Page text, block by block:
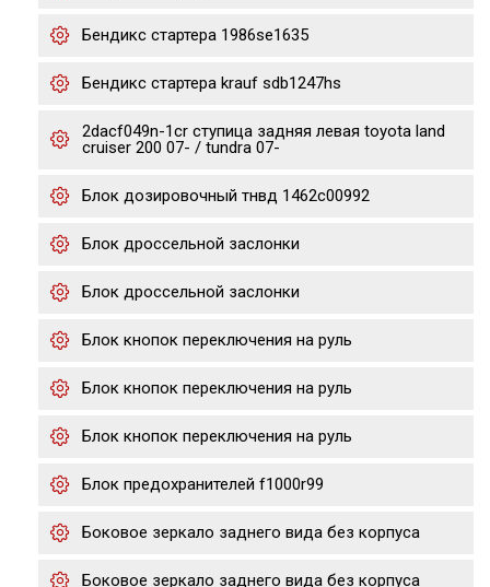
Бендикс стартера 1986se1635
Бендикс стартера krauf sdb1247hs
2dacf049n-1cr ступица задняя левая toyota land
cruiser 200 07- / tundra 07-
Блок дозировочный тнвд 1462c00992
Блок дроссельной заслонки
Блок дроссельной заслонки
Блок кнопок переключения на руль
Блок кнопок переключения на руль
Блок кнопок переключения на руль
Блок предохранителей f1000r99
Боковое зеркало заднего вида без корпуса
Боковое зеркало заднего вида без корпуса